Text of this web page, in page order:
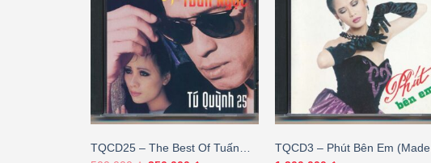
TQCD25 – The Best Of Tuấn
TQCD3 – Phút Bên Em (Made